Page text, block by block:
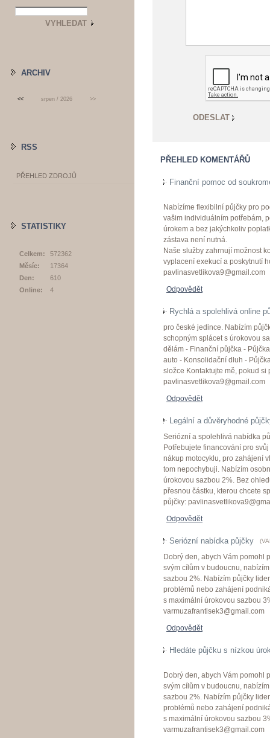
PŘEHLED KOMENTÁŘŮ
Finanční pomoc od
Nabízíme flexibilní půjčky pro
vašim individuálním potřebám,
úrokem a bez jakýchkoliv
zástava není nutná.
Naše služby zahrnují možnost
vyplacení exekucí a poskytnutí
pavlinasvetlikova9@gmail.com
Odpovědět
Rychlá a spolehlivá online
pro české jedince. Nabízím
schopným splácet s úrokovou
dělám - Finanční půjčka -
auto - Konsolidační dluh -
složce Kontaktujte mě, pokud
pavlinasvetlikova9@gmail.com
Odpovědět
Legální a důvěryhodné
Seriózní a spolehlivá nabídka
Potřebujete financování pro
nákup motocyklu, pro zahájení
tom nepochybuji. Nabízím
úrokovou sazbou 2%. Bez
přesnou částku, kterou chcete
půjčky:
Odpovědět
Seriózní nabídka půjčky (
Dobrý den, abych Vám pomohl
svým cílům v budoucnu,
sazbou 2%. Nabízím půjčky
problémů nebo zahájení
s maximální úrokovou sazbou
varmuzafrantisek3@gmail.com
Odpovědět
Hledáte půjčku s nízkou
Dobrý den, abych Vám pomohl
svým cílům v budoucnu,
sazbou 2%. Nabízím půjčky
problémů nebo zahájení
s maximální úrokovou sazbou
varmuzafrantisek3@gmail.com
ARCHIV
<< srpen / 2026 >>
RSS
PŘEHLED ZDROJŮ
STATISTIKY
Online: 4
Celkem:
572362
Měsíc:
17364
Den:
610